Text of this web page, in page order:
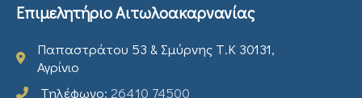
Επιμελητήριο Αιτωλοακαρνανίας
Παπαστράτου 53 & Σμύρνης Τ.Κ 30131,
Αγρίνιο
Τηλέφωνο: 26410 74500